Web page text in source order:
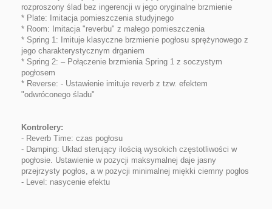
rozproszony ślad bez ingerencji w jego oryginalne brzmienie
* Plate: Imitacja pomieszczenia studyjnego
* Room: Imitacja "reverbu" z małego pomieszczenia
* Spring 1: Imituje klasyczne brzmienie pogłosu sprężynowego z
jego charakterystycznym drganiem
* Spring 2: – Połączenie brzmienia Spring 1 z soczystym
pogłosem
* Reverse: - Ustawienie imituje reverb z tzw. efektem
"odwróconego śladu"
Kontrolery:
- Reverb Time: czas pogłosu
- Damping: Układ sterujący ilością wysokich częstotliwości w
pogłosie. Ustawienie w pozycji maksymalnej daje jasny
przejrzysty pogłos, a w pozycji minimalnej miękki ciemny pogłos
- Level: nasycenie efektu